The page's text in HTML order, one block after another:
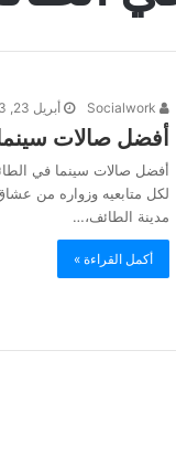
أبريل 23, 2023
أفضل صالات
أفضل صالات سينما في
لكل متابعيه وزواره من
مدينة الطائف،…
أكمل القراءة »